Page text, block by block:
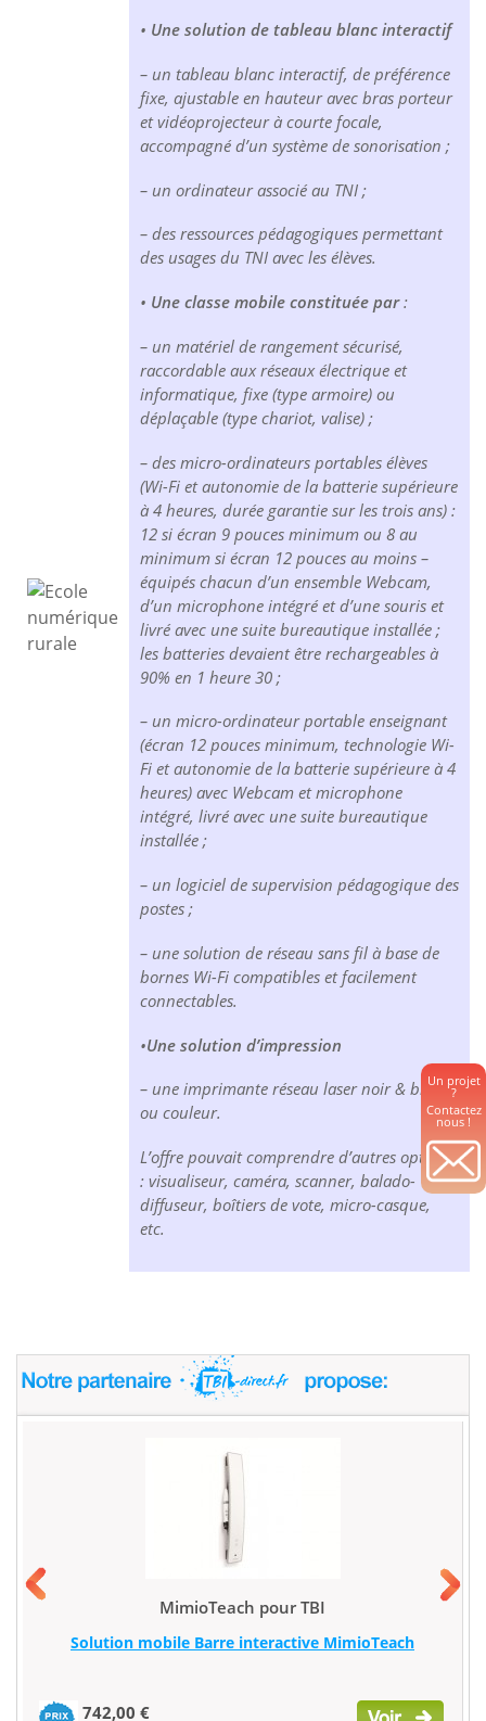
Un projet
?
Contactez
nous !
• Une solution de tableau blanc interactif
– un tableau blanc interactif, de préférence
fixe, ajustable en hauteur avec bras porteur
et vidéoprojecteur à courte focale,
accompagné d’un système de sonorisation ;
– un ordinateur associé au TNI ;
– des ressources pédagogiques permettant
des usages du TNI avec les élèves.
• Une classe mobile constituée par :
– un matériel de rangement sécurisé,
raccordable aux réseaux électrique et
informatique, fixe (type armoire) ou
déplaçable (type chariot, valise) ;
– des micro-ordinateurs portables élèves
(Wi-Fi et autonomie de la batterie supérieure
à 4 heures, durée garantie sur les trois ans) :
12 si écran 9 pouces minimum ou 8 au
minimum si écran 12 pouces au moins –
équipés chacun d’un ensemble Webcam,
d’un microphone intégré et d’une souris et
livré avec une suite bureautique installée ;
les batteries devaient être rechargeables à
90% en 1 heure 30 ;
– un micro-ordinateur portable enseignant
(écran 12 pouces minimum, technologie Wi-
Fi et autonomie de la batterie supérieure à 4
heures) avec Webcam et microphone
intégré, livré avec une suite bureautique
installée ;
– un logiciel de supervision pédagogique des
postes ;
– une solution de réseau sans fil à base de
bornes Wi-Fi compatibles et facilement
connectables.
•Une solution d’impression
– une imprimante réseau laser noir & blanc
ou couleur.
L’offre pouvait comprendre d’autres options
: visualiseur, caméra, scanner, balado-
diffuseur, boîtiers de vote, micro-casque,
etc.
MimioTeach pour TBI
Solution mobile Barre interactive MimioTeach
742,00 €